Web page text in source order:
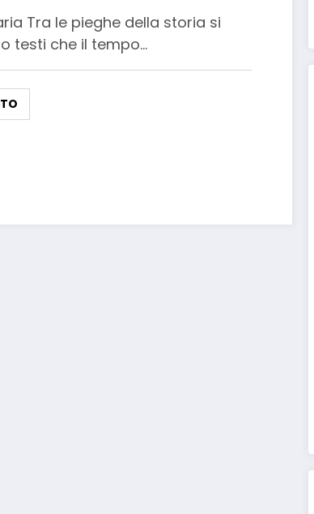
Tra le pieghe della storia si
testi che il tempo…